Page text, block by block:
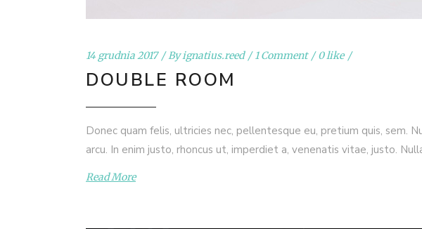
14 grudnia 2017 Byignatius.reed 1 Comment 0 like
DOUBLE ROOM
Donec quam felis, ultricies nec, pellentesque eu, pretium quis, sem.
arcu. In enim justo, rhoncus ut, imperdiet a, venenatis vitae, justo.
Read More